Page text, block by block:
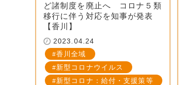
ど諸制度を廃止へ コロナ５類
移行に伴う対応を知事が発表
【香川】
2023.04.24
香川全域
新型コロナウイルス
新型コロナ：給付・支援策等